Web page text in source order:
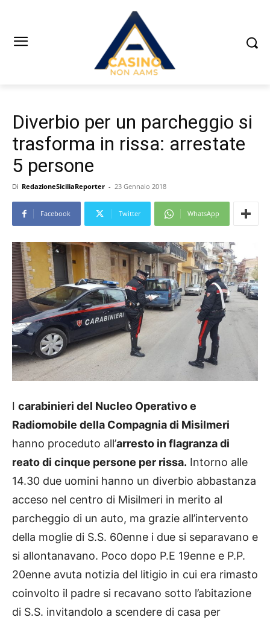
Diverbio per un parcheggio si
trasforma in rissa: arrestate
5 persone
Di RedazioneSiciliaReporter - 23 Gennaio 2018
Facebook Twitter WhatsApp
I carabinieri del Nucleo Operativo e
Radiomobile della Compagnia di Misilmeri
hanno proceduto all’arresto in flagranza di
reato di cinque persone per rissa. Intorno alle
14.30 due uomini hanno un diverbio abbastanza
acceso nel centro di Misilmeri in merito al
parcheggio di un auto, ma grazie all’intervento
della moglie di S.S. 60enne i due si separavano e
si allontanavano. Poco dopo P.E 19enne e P.P.
20enne avuta notizia del litigio in cui era rimasto
coinvolto il padre si recavano sotto l’abitazione
di S.S. invitandolo a scendere di casa per